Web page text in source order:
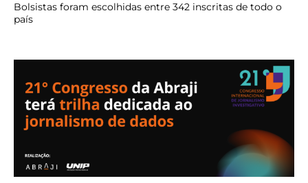
Bolsistas foram escolhidas entre 342 inscritas de todo o
país